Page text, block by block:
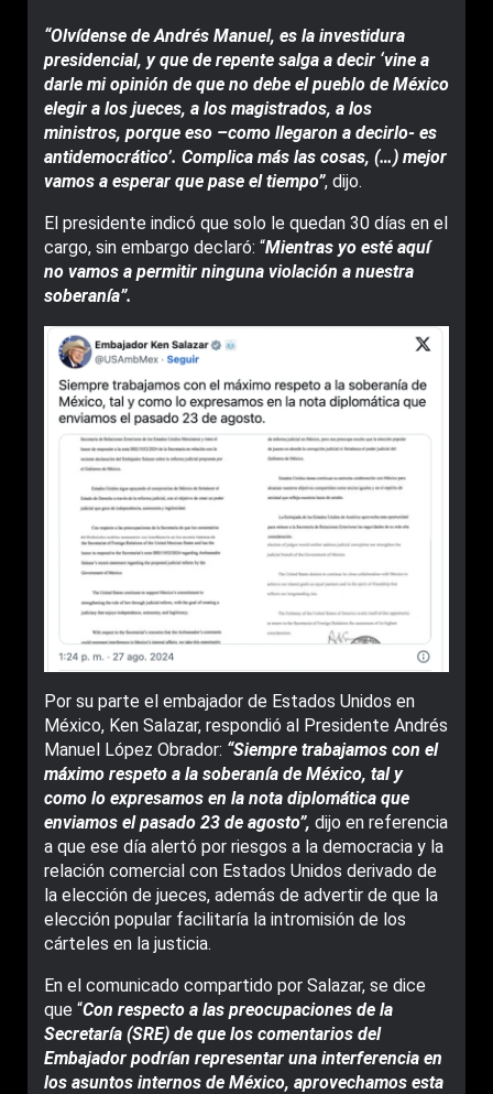
“Olvídense de Andrés Manuel, es la investidura
presidencial, y que de repente salga a decir ‘vine a
darle mi opinión de que no debe el pueblo de México
elegir a los jueces, a los magistrados, a los
ministros, porque eso –como llegaron a decirlo- es
antidemocrático’. Complica más las cosas, (…) mejor
vamos a esperar que pase el tiempo”, dijo.
El presidente indicó que solo le quedan 30 días en el
cargo, sin embargo declaró: “Mientras yo esté aquí
no vamos a permitir ninguna violación a nuestra
soberanía”.
Por su parte el embajador de Estados Unidos en
México, Ken Salazar, respondió al Presidente Andrés
Manuel López Obrador: “Siempre trabajamos con el
máximo respeto a la soberanía de México, tal y
como lo expresamos en la nota diplomática que
enviamos el pasado 23 de agosto”, dijo en referencia
a que ese día alertó por riesgos a la democracia y la
relación comercial con Estados Unidos derivado de
la elección de jueces, además de advertir de que la
elección popular facilitaría la intromisión de los
cárteles en la justicia.
En el comunicado compartido por Salazar, se dice
que “Con respecto a las preocupaciones de la
Secretaría (SRE) de que los comentarios del
Embajador podrían representar una interferencia en
los asuntos internos de México, aprovechamos esta